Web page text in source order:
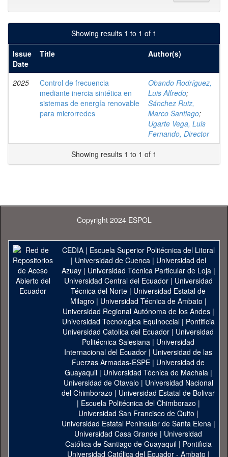
Showing results 1 to 1 of 1
Issue
Date
Title Author(s)
2025
Control de frecuencia
mediante inercia sintética en
sistemas de energía renovable
para microrredes
Obando Rodríguez,
Luis Alfredo;
Sánchez Ruiz,
Marco Santiago;
Ugarte Vega, Luis
Fernando, Director
Showing results 1 to 1 of 1
Copyright 2024 ESPOL
CEDIA| Escuela Superior Politécnica del Litoral
| Universidad de Cuenca| Universidad del
Azuay| Universidad Técnica Particular de Loja|
Universidad Central del Ecuador| Universidad
Técnica del Norte | Universidad Estatal de
Milagro | Universidad Técnica de Ambato |
Universidad Regional Autónoma de los Andes|
Universidad Tecnológica Equinoccial| Pontificia
Universidad Catolica del Ecuador | Universidad
Politécnica Salesiana | Universidad
Internacional del Ecuador | Universidad de las
Fuerzas Armadas-ESPE | Universidad de
Guayaquil| Universidad Técnica de Machala|
Universidad de Otavalo | Universidad Nacional
del Chimborazo | Universidad Estatal de Bolivar
| Escuela Politécnica del Chimborazo |
Universidad San Francisco de Quito |
Universidad Estatal Peninsular de Santa Elena|
Universidad Casa Grande | Universidad
Católica de Santiago de Guayaquil| Pontificia
Universidad Católica del Ecuador - Ambato |